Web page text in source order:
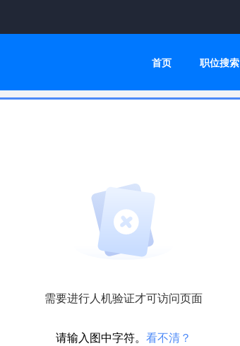
首页 职位搜索
需要进行人机验证才可访问页面
请输入图中字符。 看不清？